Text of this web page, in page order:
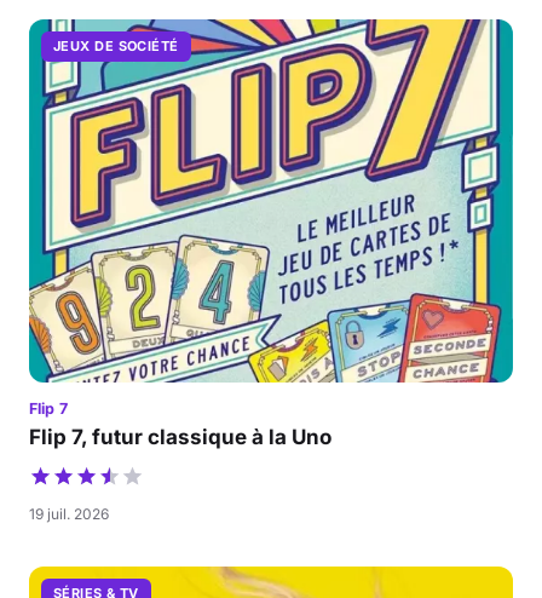
JEUX DE SOCIÉTÉ
Flip 7
Flip 7, futur classique à la Uno
19 juil. 2026
SÉRIES & TV